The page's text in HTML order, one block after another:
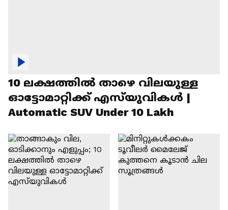
10 ലക്ഷത്തിൽ താഴെ വിലയുള്ള
ഓട്ടോമാറ്റിക്ക് എസ്‍യുവികൾ |
Automatic SUV Under 10 Lakh